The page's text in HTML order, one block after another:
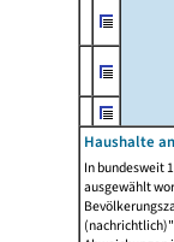
Haushalte
In bundesweit
ausgewählt